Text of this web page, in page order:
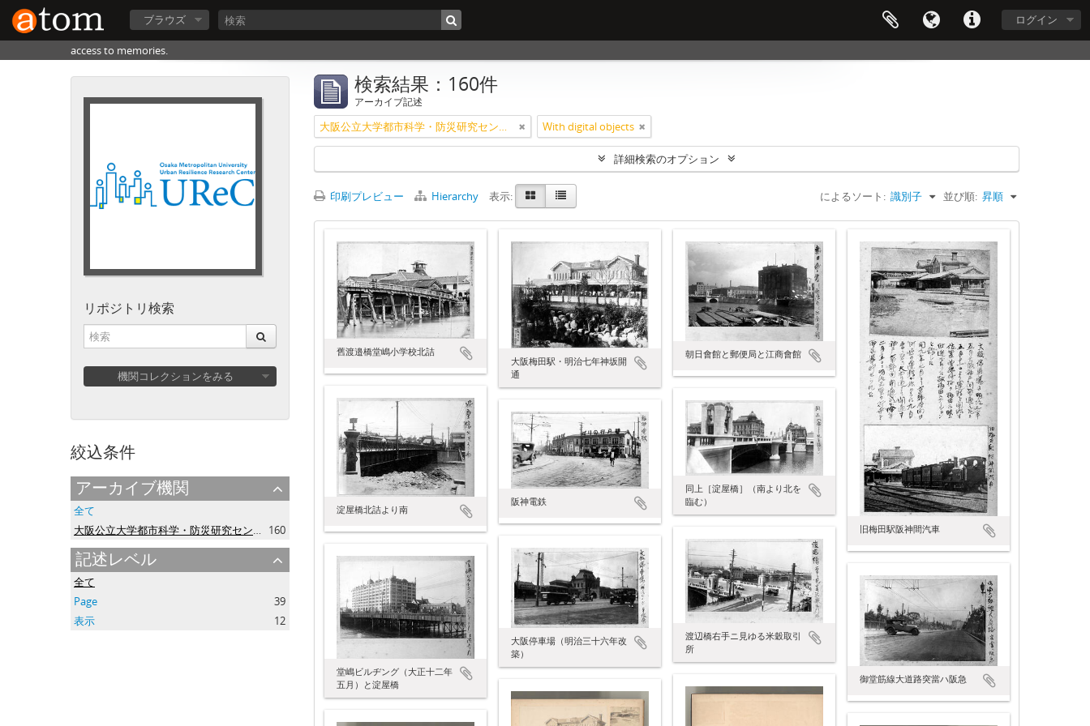
ログイン
ブラウズ
access to memories.
リポジトリ検索
機関コレクションをみる
絞込条件
アーカイブ機関
全て
大阪公立大学都市科学・防災研究センター
160
記述レベル
全て
Page
39
表示
12
検索結果：160件
アーカイブ記述
大阪公立大学都市科学・防災研究センター With digital objects
詳細検索のオプション
印刷プレビュー Hierarchy 表示: によるソート: 識別子 並び順: 昇順
舊渡邉橋堂嶋小学校北詰
大阪梅田駅・明治七年神坂開
通
朝日會館と郵便局と江商會館
旧梅田駅阪神間汽車
淀屋橋北詰より南
同上［淀屋橋］（南より北を
臨む）
阪神電鉄
渡辺橋右手ニ見ゆる米穀取引
所
大阪停車場（明治三十六年改
築）
堂嶋ビルヂング（大正十二年
五月）と淀屋橋
御堂筋線大道路突當ハ阪急